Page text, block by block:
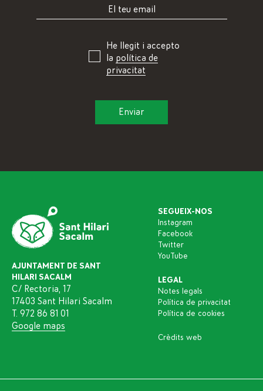
He llegit i accepto
la política de
privacitat
AJUNTAMENT DE SANT
HILARI SACALM
C/ Rectoria, 17
17403 Sant Hilari Sacalm
T. 972 86 81 01
Google maps
SEGUEIX-NOS
Instagram
Facebook
Twitter
YouTube
LEGAL
Notes legals
Política de privacitat
Política de cookies
Crèdits web